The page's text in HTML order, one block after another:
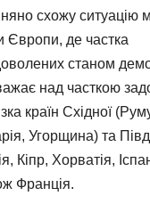
схожу ситуацію
Європи, де частка
станом
над часткою
країн Східної
Угорщина) та
Кіпр, Хорватія,
Франція.